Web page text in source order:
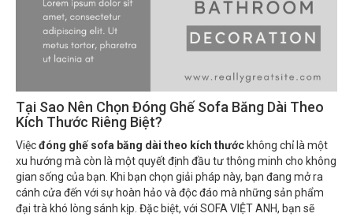
Tại Sao Nên Chọn Đóng Ghế Sofa Băng Dài Theo
Kích Thước Riêng Biệt?
Việcđóng ghế sofa băng dài theo kích thước không chỉ là một
xu hướng mà còn là một quyết định đầu tư thông minh cho không
gian sống của bạn. Khi bạn chọn giải pháp này, bạn đang mở ra
cánh cửa đến với sự hoàn hảo và độc đáo mà những sản phẩm
đại trà khó lòng sánh kịp. Đặc biệt, với SOFA VIỆT ANH, bạn sẽ